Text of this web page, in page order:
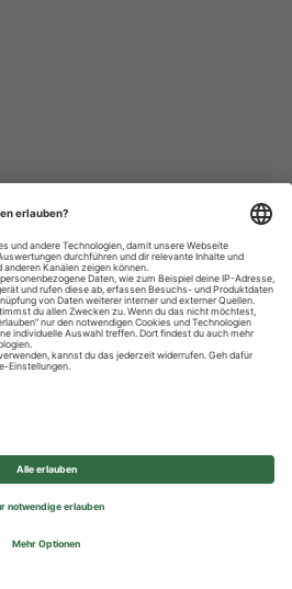
Impressum
Einstellungen
Group - All rights reserved